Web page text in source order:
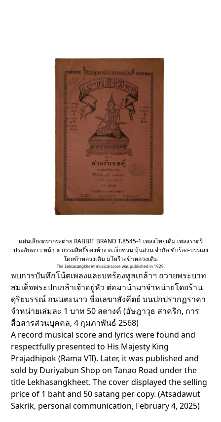
แผ่นเสียงตรากระต่าย RABBIT BRAND T.8545-1 เพลงไทยเดิม เพลงราตรี
ประดับดาว หน้า ๑ กรรมสิทธิ์ของห้าง ต.เง็กชวน หุ้นส่วน จำกัด ขับร้อง-บรรเลง
โดยข้าหลวงเดิม มโหรีวงข้าหลวงเดิม
The Leksasangkheet musical score was published in 1929.
พบการบันทึกโน้ตเพลงและบทร้องทูลเกล้าฯ ถวายพระบาท
สมเด็จพระปกเกล้าเจ้าอยู่หัว ต่อมานำมาจำหน่ายโดยร้าน
ดุริยบรรณ์ ถนนตะนาว ชื่อเลขาสังคีตย์ บนปกปรากฏราคา
จำหน่ายเล่มละ 1 บาท 50 สตางค์ (อัษฎาวุธ สาคริก, การ
สื่อสารส่วนบุคคล, 4 กุมภาพันธ์ 2568)
A record musical score and lyrics were found and
respectfully presented to His Majesty King
Prajadhipok (Rama VII). Later, it was published and
sold by Duriyabun Shop on Tanao Road under the
title Lekhasangkheet. The cover displayed the selling
price of 1 baht and 50 satang per copy. (Atsadawut
Sakrik, personal communication, February 4, 2025)